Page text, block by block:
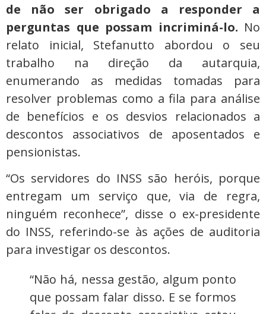
de não ser obrigado a responder a
perguntas que possam incriminá-lo. No
relato inicial, Stefanutto abordou o seu
trabalho na direção da autarquia,
enumerando as medidas tomadas para
resolver problemas como a fila para análise
de benefícios e os desvios relacionados a
descontos associativos de aposentados e
pensionistas.
“Os servidores do INSS são heróis, porque
entregam um serviço que, via de regra,
ninguém reconhece”, disse o ex-presidente
do INSS, referindo-se às ações de auditoria
para investigar os descontos.
“Não há, nessa gestão, algum ponto
que possam falar disso. E se formos